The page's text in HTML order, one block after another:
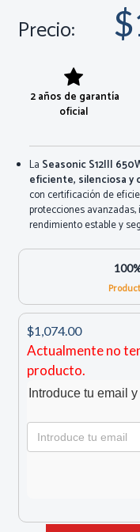
Precio:
2 años de garantía
oficial
La Seasonic S12III
eficiente, silenciosa y
con certificación de
protecciones
rendimiento estable y
$1,074.00
Actualmente no
producto.
Introduce tu email